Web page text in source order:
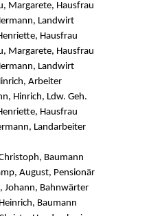
Margarete, Hausfrau
Landwirt
Hausfrau
Margarete, Hausfrau
Landwirt
Arbeiter
Hinrich, Ldw. Geh.
Hausfrau
Landarbeiter
Baumann
August, Pensionär
Johann, Bahnwärter
Baumann